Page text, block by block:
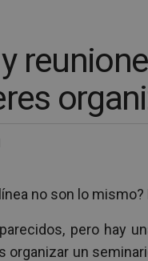
no son lo mismo?
pero hay
un